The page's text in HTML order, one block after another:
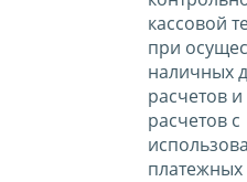
кассовой
при
наличных
расчетов
расчетов с
платежных